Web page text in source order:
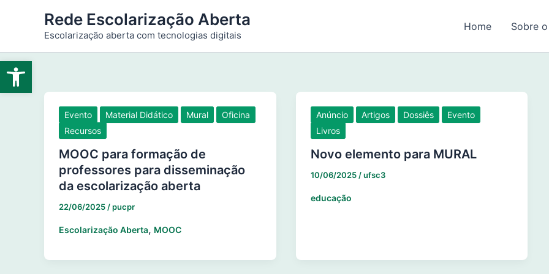
Abrir a barra de ferramentas
conteúdo
Rede Escolarização Aberta
Escolarização aberta com tecnologias digitais
Home Sobre
Evento Material Didático Mural
Oficina
Recursos
MOOC para formação de
professores para disseminação
da escolarização aberta
22/06/2025 /pucpr
Escolarização Aberta, MOOC
Anúncio Artigos Dossiês
Evento
Livros
Novo elemento para MURAL
10/06/2025 /ufsc3
educação